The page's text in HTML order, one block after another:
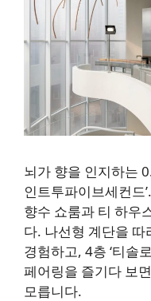
뇌가 향을 인지하는
인트투파이브세컨드
향수 쇼룸과 티 하우
다. 나선형 계단을
경험하고, 4층 ‘티솔
페어링을 즐기다 보
모릅니다.